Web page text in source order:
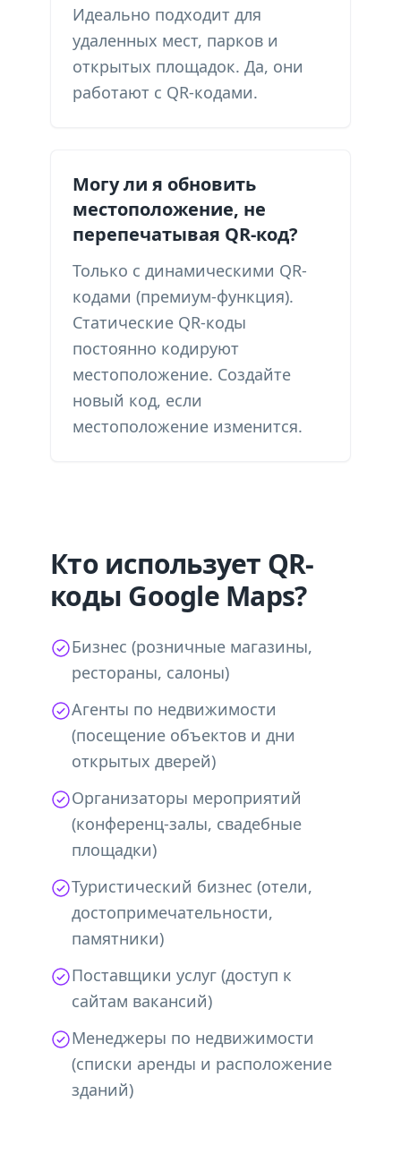
Идеально подходит для
удаленных мест, парков и
открытых площадок. Да, они
работают с QR-кодами.
Могу ли я обновить
местоположение, не
перепечатывая QR-код?
Только с динамическими QR-
кодами (премиум-функция).
Статические QR-коды
постоянно кодируют
местоположение. Создайте
новый код, если
местоположение изменится.
Кто использует QR-
коды Google Maps?
Бизнес (розничные магазины,
рестораны, салоны)
Агенты по недвижимости
(посещение объектов и дни
открытых дверей)
Организаторы мероприятий
(конференц-залы, свадебные
площадки)
Туристический бизнес (отели,
достопримечательности,
памятники)
Поставщики услуг (доступ к
сайтам вакансий)
Менеджеры по недвижимости
(списки аренды и расположение
зданий)